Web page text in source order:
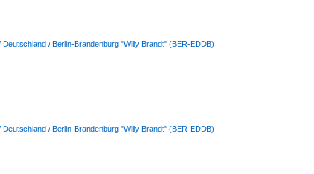
Deutschland / Berlin-Brandenburg "Willy Brandt" (BER-EDDB)
Deutschland / Berlin-Brandenburg "Willy Brandt" (BER-EDDB)